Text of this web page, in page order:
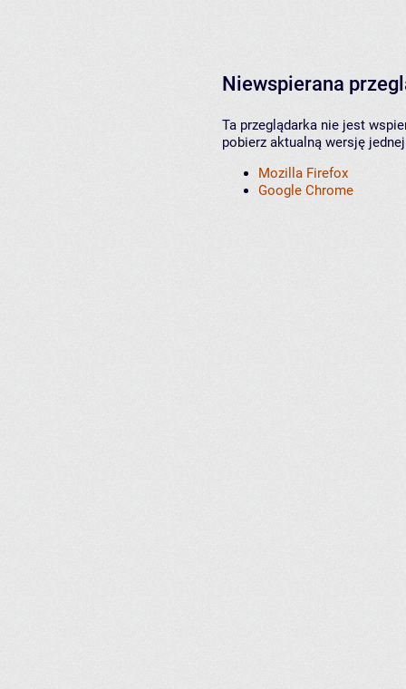
Niewspierana
Ta przeglądarka nie jest
pobierz aktualną wersję
Mozilla Firefox
Google Chrome